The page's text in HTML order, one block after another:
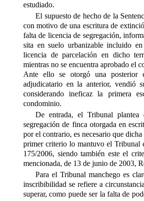
estudiado.
El supuesto de hecho de la
con motivo de una escritura de
falta de licencia de segregación,
sita en suelo urbanizable incluido
licencia de parcelación en dicho
mientras no se encuentra aprobado el
Ante ello se otorgó una posterior
adjudicatario en la anterior, vendió
considerando ineficaz la primera
condominio.
De entrada, el Tribunal
segregación de finca otorgada en
por el contrario, es necesario que
primer criterio lo mantuvo el Tribunal
175/2006, siendo también este el
mencionada, de 13 de junio de 2003,
Para el Tribunal manchego es
inscribibilidad se refiere a
superar, como puede ser la falta de